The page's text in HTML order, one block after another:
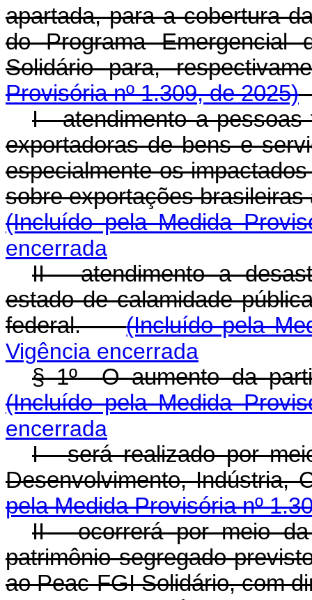
apartada, para a cobertura
do Programa
Solidário para,
Provisória nº 1.309, de 2025)
I - atendimento a
exportadoras de bens e
especialmente os
sobre exportações
(Incluído pela Medida
encerrada
II - atendimento a
estado de calamidade
federal.(Incluído pela
Vigência encerrada
§ 1º O aumento da
(Incluído pela Medida
encerrada
I - será realizado por
Desenvolvimento,
pela Medida Provisória nº
II - ocorrerá por meio
patrimônio segregado
ao Peac-FGI Solidário, com